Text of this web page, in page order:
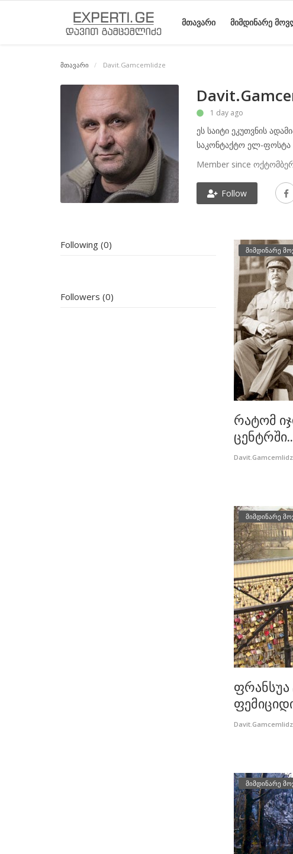
ᲛᲗᲐᲕᲐᲠᲘ ᲛᲘᲛᲓᲘᲜᲐᲠᲔ
მთავარი Davit.Gamcemlidze
1 day ago
ეს საიტი ეკუთვნის
საკონტაქტო ელ-ფოსტა
Member since
Follow
Following (0)
Followers (0)
მიმდინარე
რატომ
მიმდინარე
მიმდინარე